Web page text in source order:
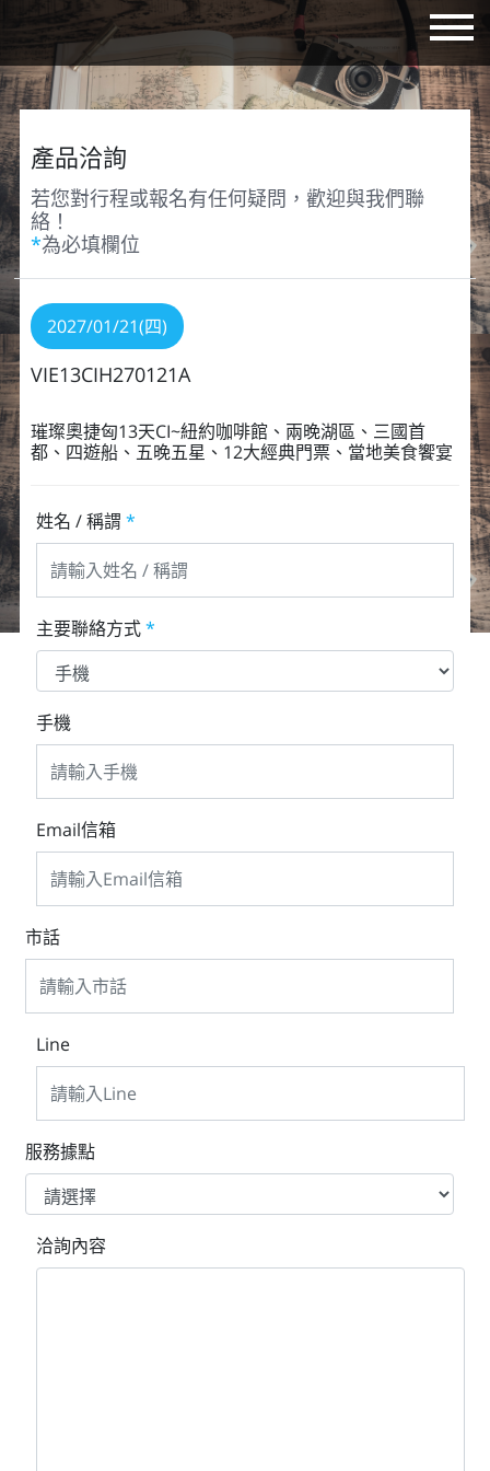
產品洽詢
若您對行程或報名有任何疑問，歡迎與我們聯
絡！
*為必填欄位
2027/01/21(四)
VIE13CIH270121A
璀璨奧捷匈13天CI~紐約咖啡館、兩晚湖區、三國首
都、四遊船、五晚五星、12大經典門票、當地美食饗宴
姓名 / 稱謂 *
主要聯絡方式*
手機
Email信箱
市話
Line
服務據點
洽詢內容